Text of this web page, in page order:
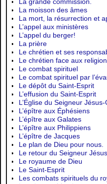
La grande commission.
La moisson des âmes
La mort, la résurrection et
L’appel aux ministères
L’appel du berger!
La prière
Le chrétien et ses
Le chrétien face aux
Le combat spirituel
Le combat spirituel par
Le dépôt du Saint-Esprit
L’effusion du Saint-Esprit
L’Église du Seigneur Jésus-
L’épître aux Éphésiens
L’épître aux Galates
L’épître aux Philippiens
L’épître de Jacques
Le plan de Dieu pour nous.
Le retour du Seigneur
Le royaume de Dieu
Le Saint-Esprit
Les combats spirituels du